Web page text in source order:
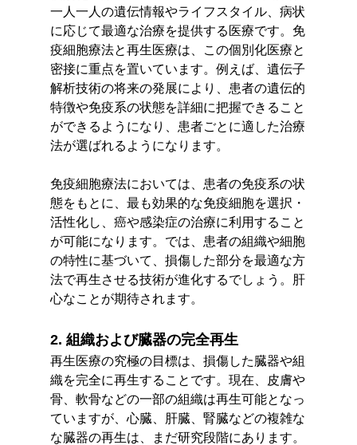
一人一人の遺伝情報やライフスタイル、病状
に応じて最適な治療を提供する医療です。免
疫細胞療法と再生医療は、この個別化医療と
密接に重点を置いています。例えば、遺伝子
解析技術の将来の発展により、患者の遺伝的
特徴や免疫系の状態を詳細に把握できること
ができるようになり、患者ごとに適した治療
法が選ばれるようになります。
免疫細胞療法においては、患者の免疫系の状
態をもとに、最も効果的な免疫細胞を選択・
活性化し、癌や感染症の治療に利用すること
が可能になります。では、患者の組織や細胞
の特性に基づいて、損傷した部分を最適な方
法で再生させる技術が進化するでしょう。肝
心なことが期待されます。
2. 組織および臓器の完全再生
再生医療の究極の目標は、損傷した臓器や組
織を完全に再生することです。現在、皮膚や
骨、軟骨などの一部の組織は再生可能となっ
ていますが、心臓、肝臓、腎臓などの複雑な
な臓器の再生は、まだ研究段階にあります。